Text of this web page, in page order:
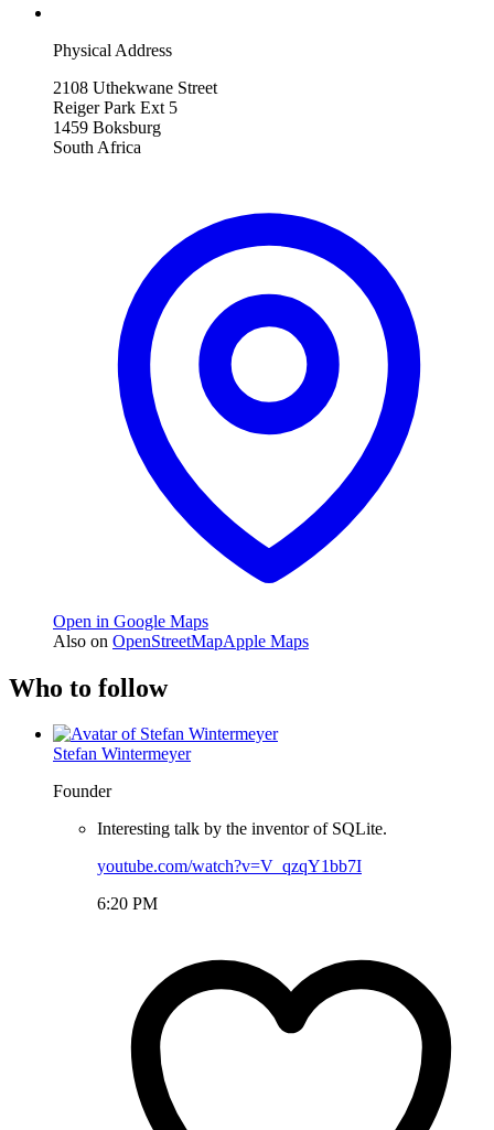
Physical Address
2108 Uthekwane Street
Reiger Park Ext 5
1459 Boksburg
South Africa
Open in Google Maps
Also on OpenStreetMapApple Maps
Who to follow
Stefan Wintermeyer
Founder
Interesting talk by the inventor of SQLite.
youtube.com/watch?v=V_qzqY1bb7I
6:20 PM